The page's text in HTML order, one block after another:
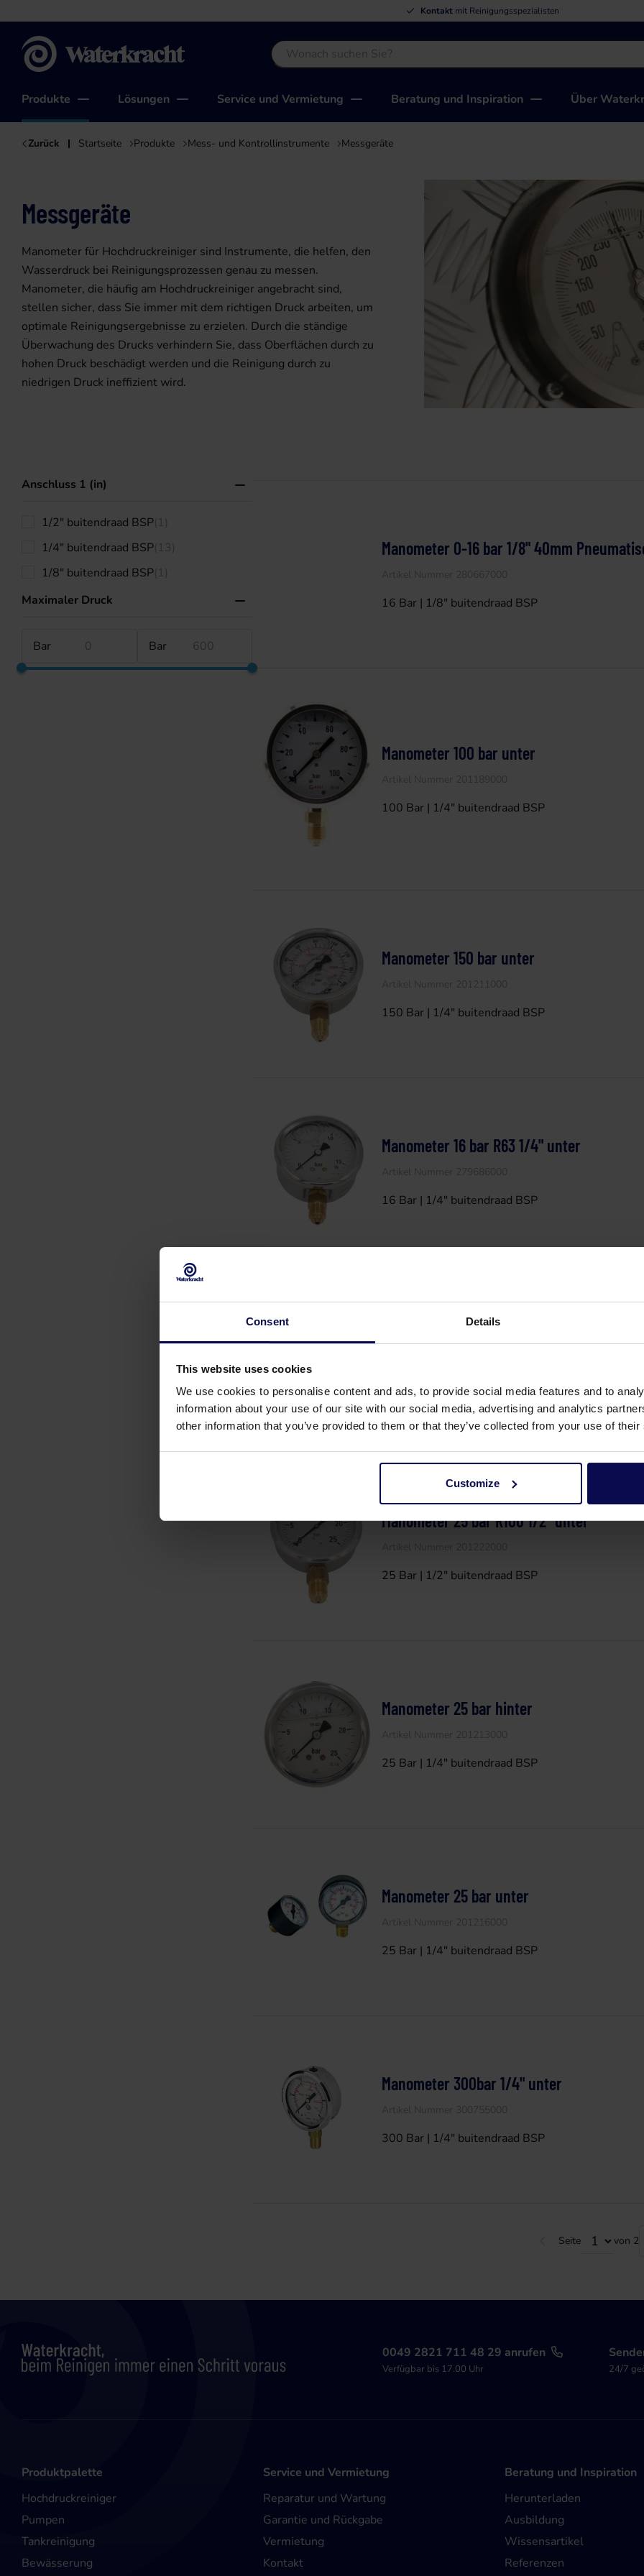
Consent Details
This website uses cookies
We use cookies to personalise content and ads, to provide social media features and to
information about your use of our site with our social media, advertising and analytics
other information that you’ve provided to them or that they’ve collected from your use of
Customize
Kontakt mit Reinigungsspezialisten
Produkte Lösungen Service und Vermietung Beratung und Inspiration Über
Zurück Startseite Produkte Mess- und Kontrollinstrumente Messgeräte
Messgeräte
Manometer für Hochdruckreiniger sind Instrumente, die helfen, den
Wasserdruck bei Reinigungsprozessen genau zu messen.
Manometer, die häufig am Hochdruckreiniger angebracht sind,
stellen sicher, dass Sie immer mit dem richtigen Druck arbeiten, um
optimale Reinigungsergebnisse zu erzielen. Durch die ständige
Überwachung des Drucks verhindern Sie, dass Oberflächen durch zu
hohen Druck beschädigt werden und die Reinigung durch zu
niedrigen Druck ineffizient wird.
Anschluss 1 (in)
1/2" buitendraad BSP
1/4" buitendraad BSP
1/8" buitendraad BSP
Maximaler Druck
Bar Bar
Manometer 0-16 bar 1/8" 40mm
16 Bar | 1/8" buitendraad BSP
Manometer 100 bar unter
100 Bar | 1/4" buitendraad BSP
Manometer 150 bar unter
150 Bar | 1/4" buitendraad BSP
Manometer 16 bar R63 1/4" unter
16 Bar | 1/4" buitendraad BSP
160 Bar | 1/4" buitendraad BSP
Manometer 25 bar R100 1/2" unter
25 Bar | 1/2" buitendraad BSP
Manometer 25 bar hinter
25 Bar | 1/4" buitendraad BSP
Manometer 25 bar unter
25 Bar | 1/4" buitendraad BSP
Manometer 300bar 1/4" unter
300 Bar | 1/4" buitendraad BSP
Seite von 2
0049 2821 711 48 29 anrufen
Verfügbar bis 17.00 Uhr 24/7
Produktpalette
Hochdruckreiniger
Pumpen
Tankreinigung
Bewässerung
Service und Vermietung
Reparatur und Wartung
Garantie und Rückgabe
Vermietung
Kontakt
Beratung und Inspiration
Herunterladen
Ausbildung
Wissensartikel
Referenzen